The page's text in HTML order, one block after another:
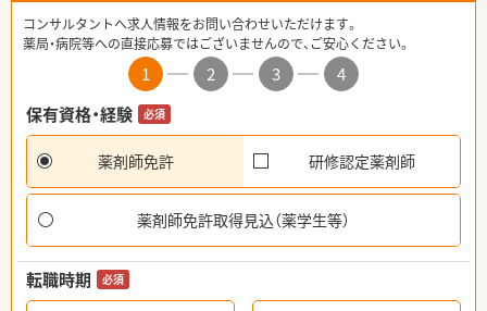
コンサルタントへ求人情報をお問い合わせいただけます。
薬局・病院等への直接応募ではございませんので、ご安心ください。
1 2 3
4
保有資格・経験
必須
薬剤師免許 研修認定薬剤師
薬剤師免許取得見込（薬学生等）
転職時期 必須